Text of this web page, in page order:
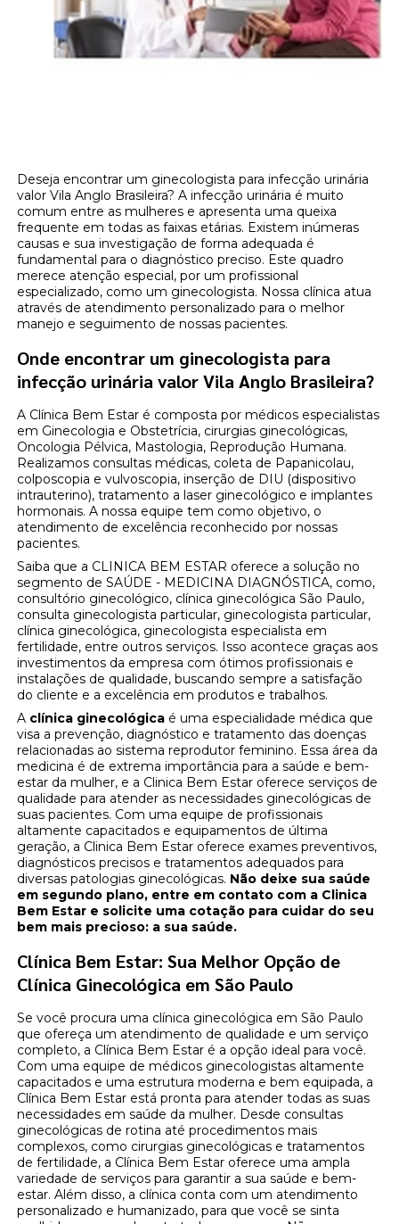
Deseja encontrar um ginecologista para infecção urinária
valor Vila Anglo Brasileira? A infecção urinária é muito
comum entre as mulheres e apresenta uma queixa
frequente em todas as faixas etárias. Existem inúmeras
causas e sua investigação de forma adequada é
fundamental para o diagnóstico preciso. Este quadro
merece atenção especial, por um profissional
especializado, como um ginecologista. Nossa clínica atua
através de atendimento personalizado para o melhor
manejo e seguimento de nossas pacientes.
Onde encontrar um ginecologista para
infecção urinária valor Vila Anglo Brasileira?
A Clínica Bem Estar é composta por médicos especialistas
em Ginecologia e Obstetrícia, cirurgias ginecológicas,
Oncologia Pélvica, Mastologia, Reprodução Humana.
Realizamos consultas médicas, coleta de Papanicolau,
colposcopia e vulvoscopia, inserção de DIU (dispositivo
intrauterino), tratamento a laser ginecológico e implantes
hormonais. A nossa equipe tem como objetivo, o
atendimento de excelência reconhecido por nossas
pacientes.
Saiba que a CLINICA BEM ESTAR oferece a solução no
segmento de SAÚDE - MEDICINA DIAGNÓSTICA, como,
consultório ginecológico, clínica ginecológica São Paulo,
consulta ginecologista particular, ginecologista particular,
clínica ginecológica, ginecologista especialista em
fertilidade, entre outros serviços. Isso acontece graças aos
investimentos da empresa com ótimos profissionais e
instalações de qualidade, buscando sempre a satisfação
do cliente e a excelência em produtos e trabalhos.
A clínica ginecológica é uma especialidade médica que
visa a prevenção, diagnóstico e tratamento das doenças
relacionadas ao sistema reprodutor feminino. Essa área da
medicina é de extrema importância para a saúde e bem-
estar da mulher, e a Clinica Bem Estar oferece serviços de
qualidade para atender as necessidades ginecológicas de
suas pacientes. Com uma equipe de profissionais
altamente capacitados e equipamentos de última
geração, a Clinica Bem Estar oferece exames preventivos,
diagnósticos precisos e tratamentos adequados para
diversas patologias ginecológicas. Não deixe sua saúde
em segundo plano, entre em contato com a Clinica
Bem Estar e solicite uma cotação para cuidar do seu
bem mais precioso: a sua saúde.
Clínica Bem Estar: Sua Melhor Opção de
Clínica Ginecológica em São Paulo
Se você procura uma clínica ginecológica em São Paulo
que ofereça um atendimento de qualidade e um serviço
completo, a Clínica Bem Estar é a opção ideal para você.
Com uma equipe de médicos ginecologistas altamente
capacitados e uma estrutura moderna e bem equipada, a
Clínica Bem Estar está pronta para atender todas as suas
necessidades em saúde da mulher. Desde consultas
ginecológicas de rotina até procedimentos mais
complexos, como cirurgias ginecológicas e tratamentos
de fertilidade, a Clínica Bem Estar oferece uma ampla
variedade de serviços para garantir a sua saúde e bem-
estar. Além disso, a clínica conta com um atendimento
personalizado e humanizado, para que você se sinta